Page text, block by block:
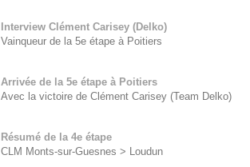
Interview Clément Carisey (Delko)
Vainqueur de la 5e étape à Poitiers
Arrivée de la 5e étape à Poitiers
Avec la victoire de Clément Carisey (Team Delko)
Résumé de la 4e étape
CLM Monts-sur-Guesnes > Loudun